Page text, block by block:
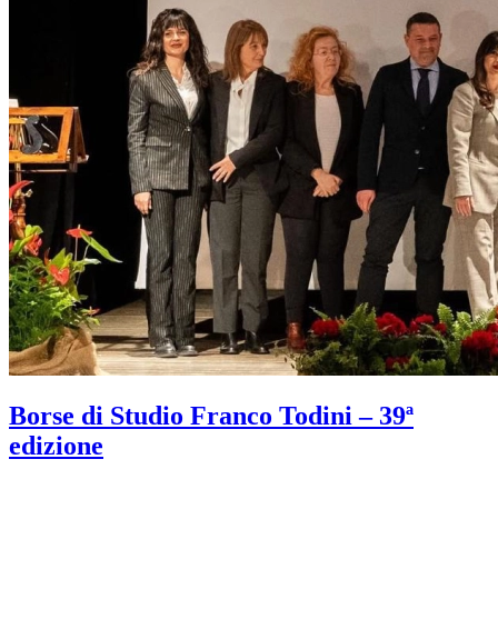
Borse di Studio Franco Todini – 39ª
edizione